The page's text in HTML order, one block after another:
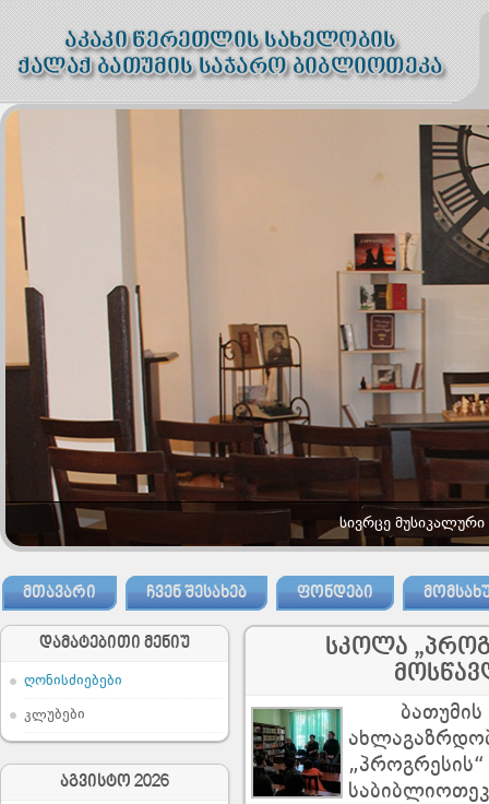
სივრცე
ᲛᲗᲐᲕᲐᲠᲘ ᲩᲕᲔᲜ ᲨᲔᲡᲐᲮᲔᲑ ᲤᲝᲜᲓᲔᲑᲘ
დამატებითი მენიუ
ღონისძიებები
კლუბები
აგვისტო 2026
სკოლა
ბათუმის